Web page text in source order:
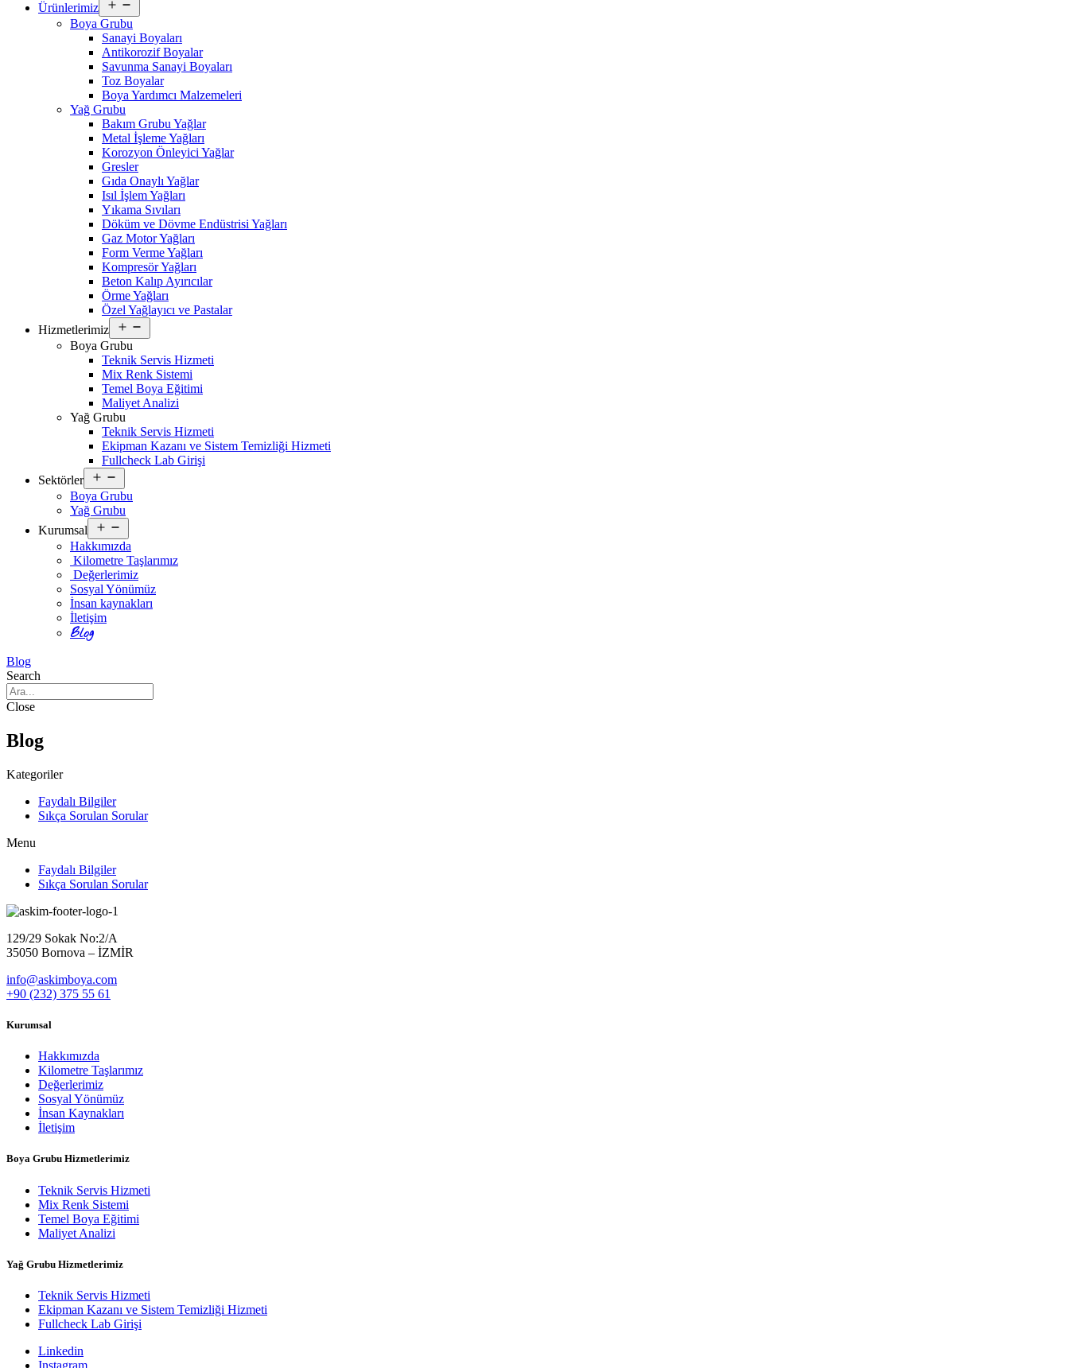
Ürünlerimiz
menu
Boya Grubu
Sanayi Boyaları
Antikorozif Boyalar
Savunma Sanayi Boyaları
Toz Boyalar
Boya Yardımcı Malzemeleri
Yağ Grubu
Bakım Grubu Yağlar
Metal İşleme Yağları
Korozyon Önleyici Yağlar
Gresler
Gıda Onaylı Yağlar
Isıl İşlem Yağları
Yıkama Sıvıları
Döküm ve Dövme Endüstrisi Yağları
Gaz Motor Yağları
Form Verme Yağları
Kompresör Yağları
Beton Kalıp Ayırıcılar
Örme Yağları
Özel Yağlayıcı ve Pastalar
Hizmetlerimiz
menu
Boya Grubu
Teknik Servis Hizmeti
Mix Renk Sistemi
Temel Boya Eğitimi
Maliyet Analizi
Yağ Grubu
Teknik Servis Hizmeti
Ekipman Kazanı ve Sistem Temizliği Hizmeti
Fullcheck Lab Girişi
Sektörler
menu
Boya Grubu
Yağ Grubu
Kurumsal
menu
Hakkımızda
Kilometre Taşlarımız
Değerlerimiz
Sosyal Yönümüz
İnsan kaynakları
İletişim
Blog
Blog
Search
Close
Blog
Kategoriler
Faydalı Bilgiler
Sıkça Sorulan Sorular
Menu
Faydalı Bilgiler
Sıkça Sorulan Sorular
129/29 Sokak No:2/A
35050 Bornova – İZMİR
info@askimboya.com
+90 (232) 375 55 61
Kurumsal
Hakkımızda
Kilometre Taşlarımız
Değerlerimiz
Sosyal Yönümüz
İnsan Kaynakları
İletişim
Boya Grubu Hizmetlerimiz
Teknik Servis Hizmeti
Mix Renk Sistemi
Temel Boya Eğitimi
Maliyet Analizi
Yağ Grubu Hizmetlerimiz
Teknik Servis Hizmeti
Ekipman Kazanı ve Sistem Temizliği Hizmeti
Fullcheck Lab Girişi
Linkedin
Instagram